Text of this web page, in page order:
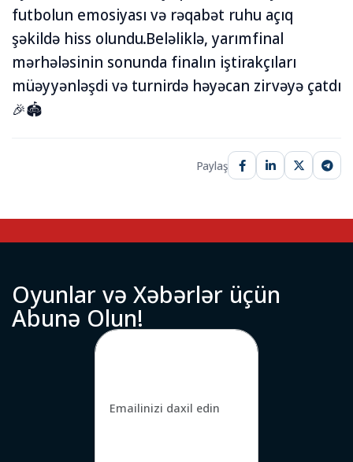
futbolun emosiyası və rəqabət ruhu açıq
şəkildə hiss olundu.Beləliklə, yarımfinal
mərhələsinin sonunda finalın iştirakçıları
müəyyənləşdi və turnirdə həyəcan zirvəyə çatdı
🎉🏟️
Paylaş
Oyunlarvə Xəbərlər üçün
Abunə Olun!